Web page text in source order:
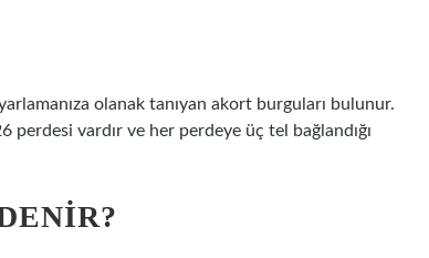
olanak tanıyan akort burguları bulunur.
vardır ve her perdeye üç tel bağlandığı